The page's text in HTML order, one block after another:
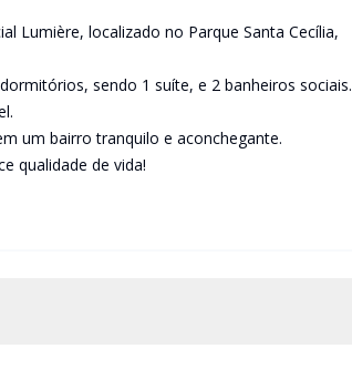
Lumière, localizado no Parque Santa Cecília,
sendo 1 suíte, e 2 banheiros sociais.
um bairro tranquilo e aconchegante.
qualidade de vida!